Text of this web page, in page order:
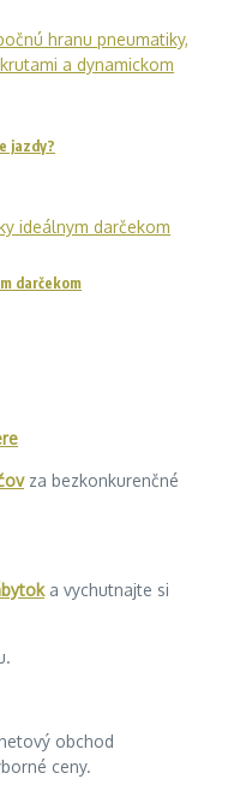
jazdy?
darčekom
za bezkonkurenčné
a vychutnajte si
obchod
ceny.